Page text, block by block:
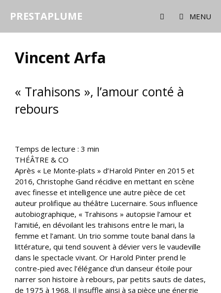
PRESTAPLUME MENU
Vincent Arfa
« Trahisons », l’amour conté à
rebours
Temps de lecture : 3 min
THÉÂTRE & CO
Après « Le Monte-plats » d’Harold Pinter en 2015 et
2016, Christophe Gand récidive en mettant en scène
avec finesse et intelligence une autre pièce de cet
auteur prolifique au théâtre Lucernaire. Sous influence
autobiographique, « Trahisons » autopsie l’amour et
l’amitié, en dévoilant les trahisons entre le mari, la
femme et l’amant. Un trio somme toute banal dans la
littérature, qui tend souvent à dévier vers le vaudeville
dans le spectacle vivant. Or Harold Pinter prend le
contre-pied avec l’élégance d’un danseur étoile pour
narrer son histoire à rebours, par petits sauts de dates,
de 1975 à 1968. Il insuffle ainsi à sa pièce une énergie